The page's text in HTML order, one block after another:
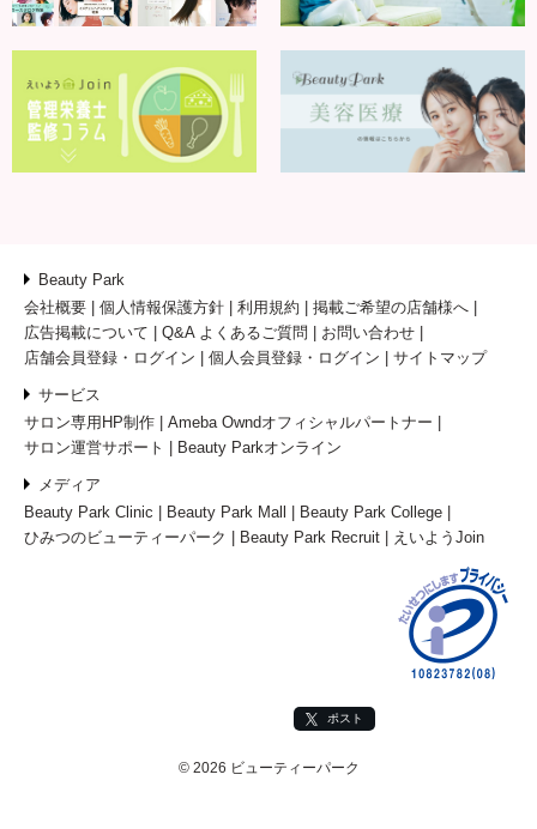
Beauty Park
会社概要
個人情報保護方針 利用規約
掲載ご希望の店舗様へ
広告掲載について
Q&A よくあるご質問
お問い合わせ
店舗会員登録・ログイン
個人会員登録・ログイン サイトマップ
サービス
サロン専用HP制作
Ameba Owndオフィシャルパートナー
サロン運営サポート
Beauty Parkオンライン
メディア
Beauty Park Clinic
Beauty Park Mall
Beauty Park College
ひみつのビューティーパーク
Beauty Park Recruit えいようJoin
ポスト
© 2026 ビューティーパーク